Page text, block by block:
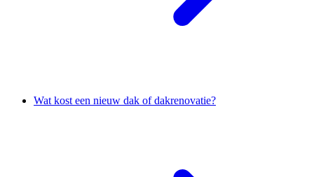
Wat kost een nieuw dak of dakrenovatie?